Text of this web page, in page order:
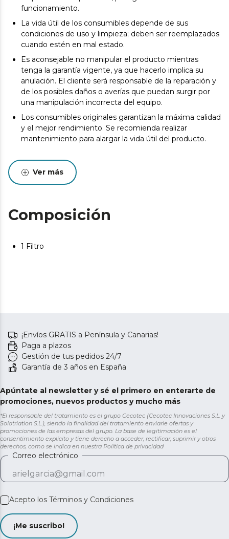
funcionamiento.
La vida útil de los consumibles depende de sus
condiciones de uso y limpieza; deben ser reemplazados
cuando estén en mal estado.
Es aconsejable no manipular el producto mientras
tenga la garantía vigente, ya que hacerlo implica su
anulación. El cliente será responsable de la reparación y
de los posibles daños o averías que puedan surgir por
una manipulación incorrecta del equipo.
Los consumibles originales garantizan la máxima calidad
y el mejor rendimiento. Se recomienda realizar
mantenimiento para alargar la vida útil del producto.
Ver más
Composición
1 Filtro
¡Envíos GRATIS a Península y Canarias!
Paga a plazos
Gestión de tus pedidos 24/7
Garantía de 3 años en España
Apúntate al newsletter y sé el primero en enterarte de
promociones, nuevos productos y mucho más
*El responsable del tratamiento es el grupo Cecotec (Cecotec Innovaciones S.L. y
Solotriatlon S.L.), siendo la finalidad del tratamiento enviarle ofertas y
promociones de las empresas del grupo. La base de legitimación es el
consentimiento explícito y tiene derecho a acceder, rectificar, suprimir y otros
derechos, como se indica en nuestra Política de privacidad
Correo electrónico
Acepto los Términos y Condiciones
¡Me suscribo!